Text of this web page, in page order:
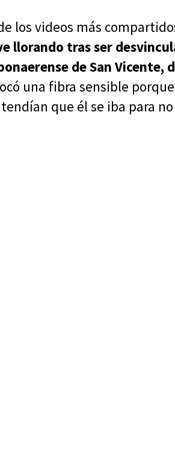
los videos más
llorando tras ser
de San Vicente,
una fibra sensible
que él se iba para